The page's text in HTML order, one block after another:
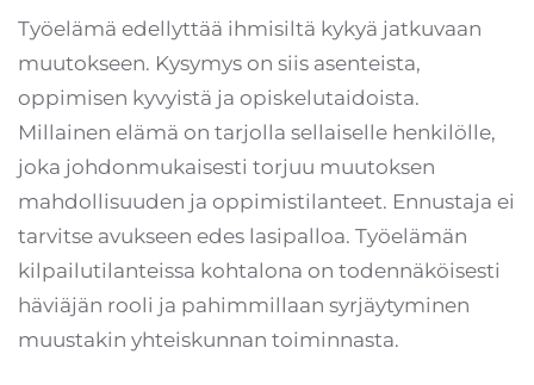
Työelämä edellyttää ihmisiltä kykyä jatkuvaan
muutokseen. Kysymys on siis asenteista,
oppimisen kyvyistä ja opiskelutaidoista.
Millainen elämä on tarjolla sellaiselle henkilölle,
joka johdonmukaisesti torjuu muutoksen
mahdollisuuden ja oppimistilanteet. Ennustaja ei
tarvitse avukseen edes lasipalloa. Työelämän
kilpailutilanteissa kohtalona on todennäköisesti
häviäjän rooli ja pahimmillaan syrjäytyminen
muustakin yhteiskunnan toiminnasta.